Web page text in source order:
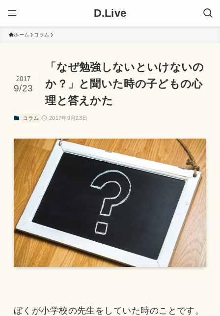
D.Live
ホーム コラム
「なぜ勉強しないといけないの
か？」と聞いた時の子どもの心
理と答えかた
2017
9/23
コラム 2017年9月23日
ぼくが小学校の先生をしていた時のことです。